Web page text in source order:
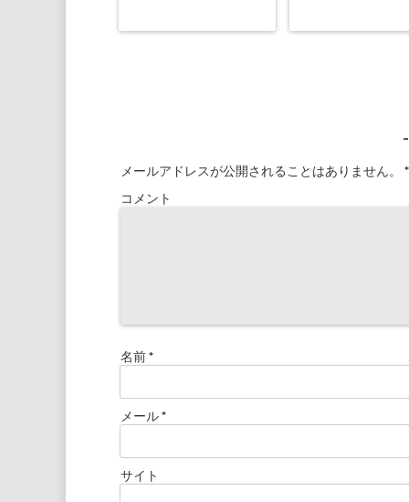
メールアドレスが公開されることはありません。
*
コメント
名前*
メール*
サイト